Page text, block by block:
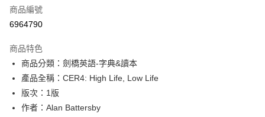
超商取貨付款
Google Pay
ATM付款
運送方式
商品編號
6964790
商品特色
商品分類：劍橋英語-字典&讀本
產品全稱：CER4: High Life, Low Life
版次：1版
作者：Alan Battersby